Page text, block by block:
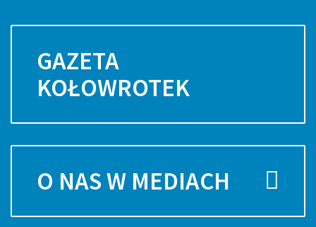
GAZETA
KOŁOWROTEK
O NAS W MEDIACH